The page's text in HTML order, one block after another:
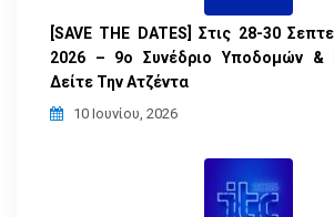
[SAVE THE DATES] Στις 28-30
2026 – 9ο Συνέδριο Υποδομών
Δείτε Την Ατζέντα
10 Ιουνίου, 2026